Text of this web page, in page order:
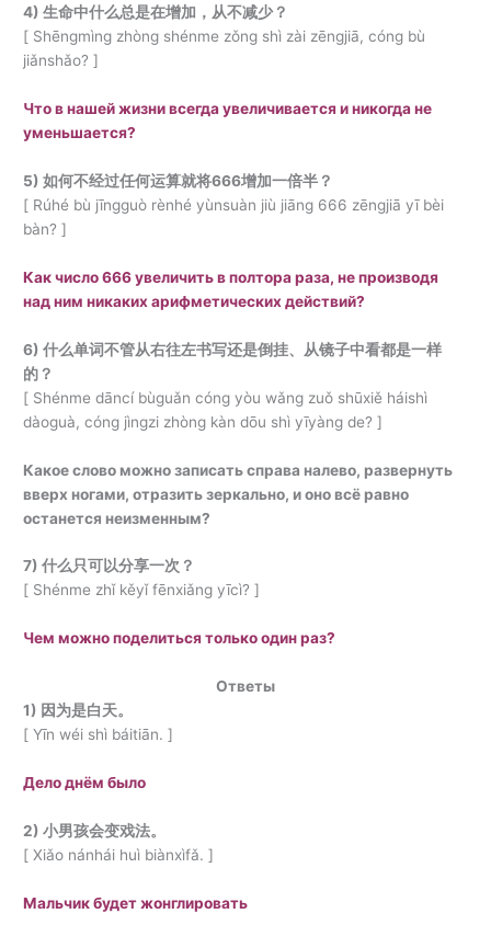
4) 生命中什么总是在增加，从不减少？
[ Shēngmìng zhòng shénme zǒng shì zài zēngjiā, cóng bù
jiǎnshǎo? ]
Что в нашей жизни всегда увеличивается и никогда не
уменьшается?
5) 如何不经过任何运算就将666增加一倍半？
[ Rúhé bù jīngguò rènhé yùnsuàn jiù jiāng 666 zēngjiā yī bèi
bàn? ]
Как число 666 увеличить в полтора раза, не производя
над ним никаких арифметических действий?
6) 什么单词不管从右往左书写还是倒挂、从镜子中看都是一样
的？
[ Shénme dāncí bùguǎn cóng yòu wǎng zuǒ shūxiě háishì
dàoguà, cóng jìngzi zhòng kàn dōu shì yīyàng de? ]
Какое слово можно записать справа налево, развернуть
вверх ногами, отразить зеркально, и оно всё равно
останется неизменным?
7) 什么只可以分享一次？
[ Shénme zhǐ kěyǐ fēnxiǎng yīcì? ]
Чем можно поделиться только один раз?
Ответы
1) 因为是白天。
[ Yīn wéi shì báitiān. ]
Дело днём было
2) 小男孩会变戏法。
[ Xiǎo nánhái huì biànxìfǎ. ]
Мальчик будет жонглировать